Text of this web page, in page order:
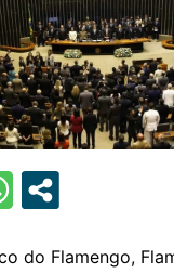
do Flamengo,